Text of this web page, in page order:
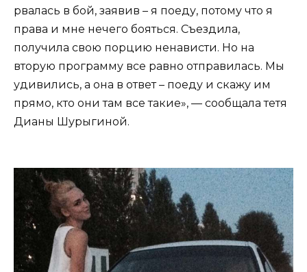
рвалась в бой, заявив – я поеду, потому что я
права и мне нечего бояться. Съездила,
получила свою порцию ненависти. Но на
вторую программу все равно отправилась. Мы
удивились, а она в ответ – поеду и скажу им
прямо, кто они там все такие», — сообщала тетя
Дианы Шурыгиной.